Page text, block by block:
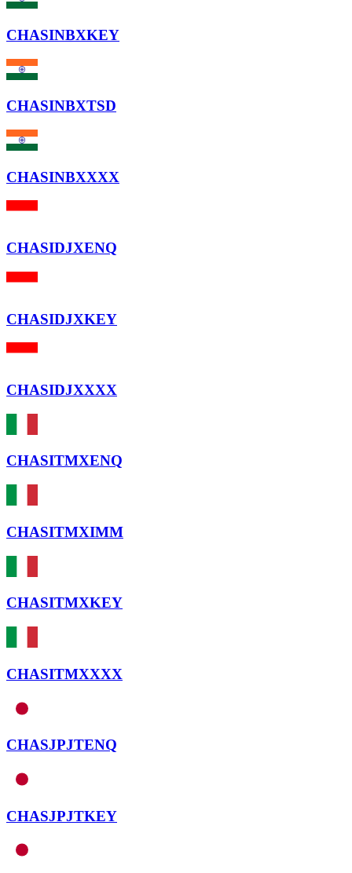
CHASINBXKEY
CHASINBXTSD
CHASINBXXXX
CHASIDJXENQ
CHASIDJXKEY
CHASIDJXXXX
CHASITMXENQ
CHASITMXIMM
CHASITMXKEY
CHASITMXXXX
CHASJPJTENQ
CHASJPJTKEY